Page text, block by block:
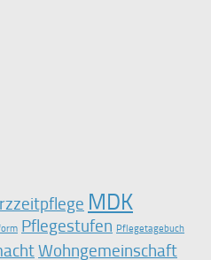
MDK
Pflegestufen Pflegetagebuch
Wohngemeinschaft